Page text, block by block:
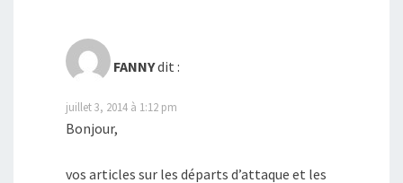
FANNYdit :
juillet 3, 2014 à 1:12 pm
Bonjour,
vos articles sur les départs d’attaque et les